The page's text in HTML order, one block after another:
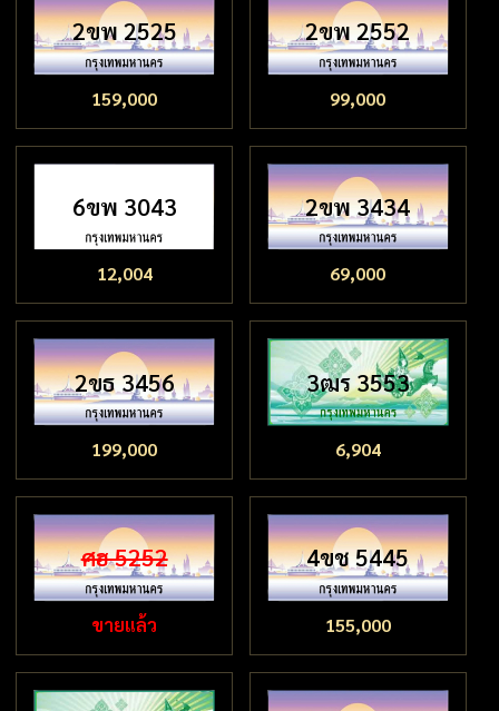
2ขพ 2525
159,000
2ขพ 2552
99,000
6ขพ 3043
12,004
2ขพ 3434
69,000
2ขธ 3456
199,000
3ฒร 3553
6,904
ศฮ 5252
ขายแล้ว
4ขช 5445
155,000